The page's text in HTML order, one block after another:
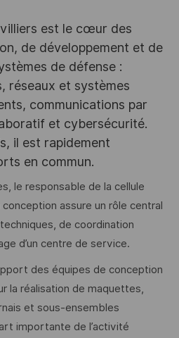
est le cœur des
de développement et de
de défense :
réseaux et systèmes
communications par
et cybersécurité.
il est rapidement
en commun.
le responsable de la cellule
assure un rôle central
de coordination
d’un centre de service.
des équipes de conception
la réalisation de maquettes,
et sous-ensembles
importante de l’activité